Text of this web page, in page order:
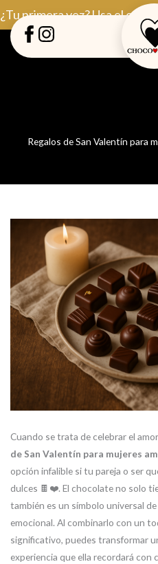
al
contenido
¿Tu primera vez? Usa el código
Regalos de San Valentín para
Cuando se trata de celebrar el
de San Valentín para mujeres
opción infalible si tu pareja o ser
dulces 🍫❤️. El chocolate no solo
también es un símbolo universal
emocional. Al combinarlo con un
significativo, puedes transformar
experiencia que ella recordará con